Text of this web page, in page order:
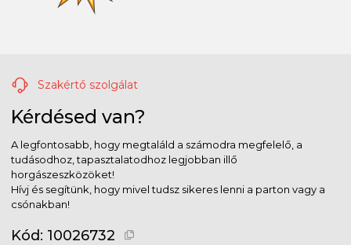
Szakértő szolgálat
Kérdésed van?
A legfontosabb, hogy megtaláld a számodra megfelelő, a
tudásodhoz, tapasztalatodhoz legjobban illő
horgászeszközöket!
Hívj és segítünk, hogy mivel tudsz sikeres lenni a parton vagy a
csónakban!
Kód: 10026732